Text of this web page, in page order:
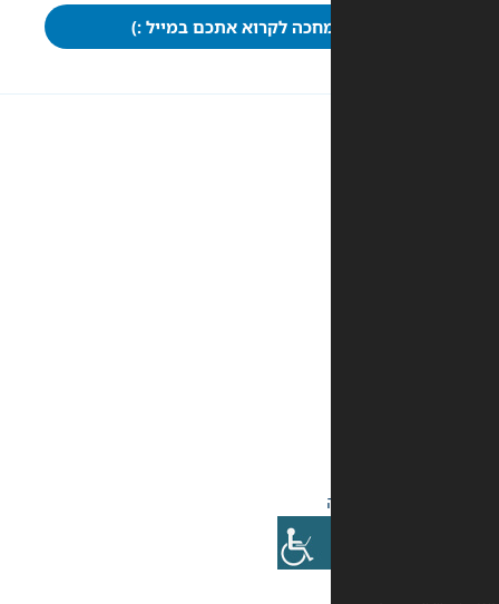
לקרוא אתכם במייל :)